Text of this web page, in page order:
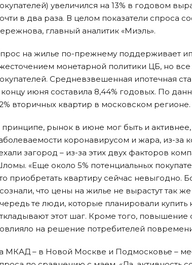
увеличился на 13% в годовом
в два раза. В целом показатели спроса
главный аналитик «Миэль».
на жилье по-прежнему поддерживает
монетарной политики ЦБ, но
Средневзвешенная ипотечная
концу июня составила 8,44% годовых. По
вторичных квартир в московском регионе.
принципе, рынок в июне мог быть и
коронавирусом и жара, из-за
загород – из-за этих двух факторов
«Еще около 5% потенциальных
приобретать квартиру сейчас
что цены на жилье не вырастут так
те люди, которые планировали
этот шаг. Кроме того, повышение
на решение потребителей
МКАД – в Новой Москве и Подмосковье –